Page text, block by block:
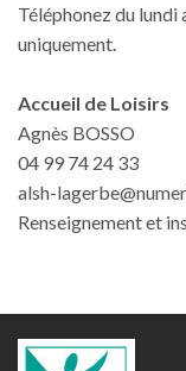
Téléphonez du
uniquement.
Accueil de Loisirs
Agnès BOSSO
04 99 74 24 33
alsh-
Renseignement et